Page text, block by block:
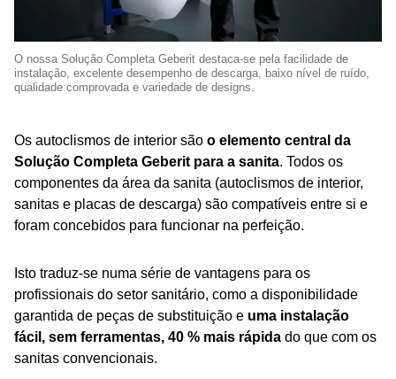
O nossa Solução Completa Geberit destaca-se pela facilidade de
instalação, excelente desempenho de descarga, baixo nível de ruído,
qualidade comprovada e variedade de designs.
Os autoclismos de interior são o elemento central da
Solução Completa Geberit para a sanita. Todos os
componentes da área da sanita (autoclismos de interior,
sanitas e placas de descarga) são compatíveis entre si e
foram concebidos para funcionar na perfeição.
Isto traduz-se numa série de vantagens para os
profissionais do setor sanitário, como a disponibilidade
garantida de peças de substituição e uma instalação
fácil, sem ferramentas, 40 % mais rápida do que com os
sanitas convencionais.